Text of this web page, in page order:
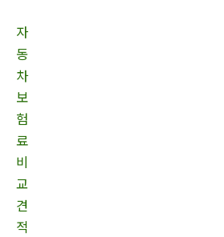
자
동
차
보
험
료
비
교
견
적